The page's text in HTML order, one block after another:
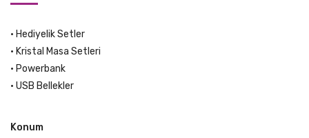
• Hediyelik Setler
• Kristal Masa Setleri
• Powerbank
• USB Bellekler
Konum